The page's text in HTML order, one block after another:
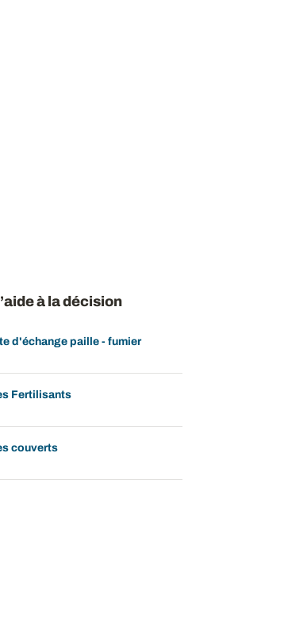
à la décision
d'échange paille - fumier
Fertilisants
couverts